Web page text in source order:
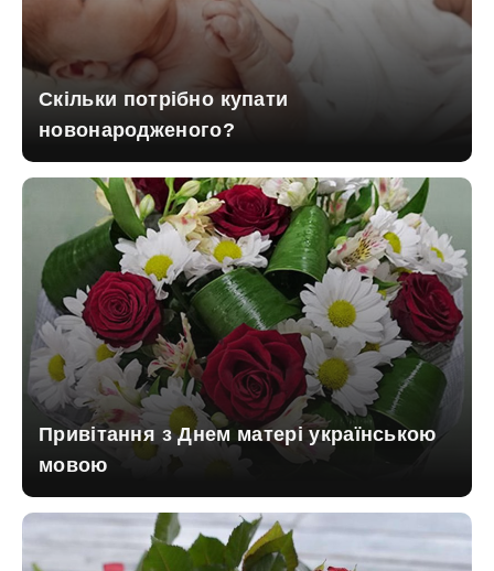
Скільки потрібно купати
новонародженого?
Привітання з Днем матері українською
мовою